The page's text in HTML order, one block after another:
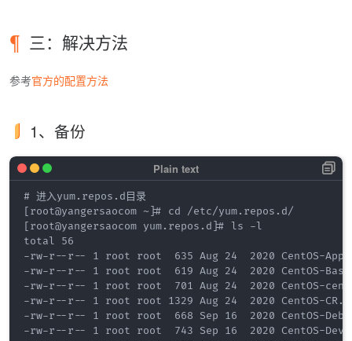
三：解决方法
参考官方的配置方法
1、备份
# 进入yum.repos.d目录
[root@yangersaocom ~]# cd /etc/yum.repos.d/
[root@yangersaocom yum.repos.d]# ls -l
total 56
-rw-r--r-- 1 root root  635 Aug 24  2020 CentOS-
-rw-r--r-- 1 root root  619 Aug 24  2020 CentOS-
-rw-r--r-- 1 root root  701 Aug 24  2020 CentOS-
-rw-r--r-- 1 root root 1329 Aug 24  2020 CentOS-
-rw-r--r-- 1 root root  668 Sep 16  2020 CentOS-
-rw-r--r-- 1 root root  743 Sep 16  2020 CentOS-